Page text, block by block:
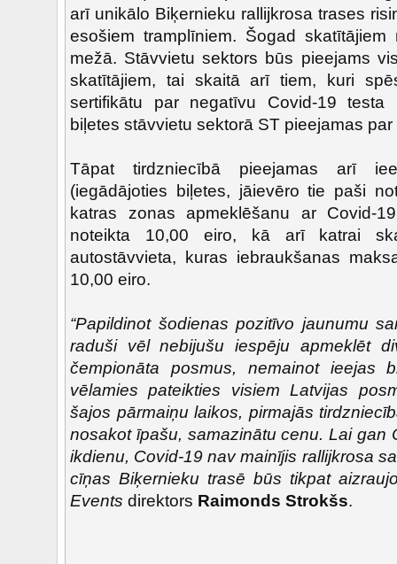
arī unikālo Biķernieku rallijkrosa trases
esošiem tramplīniem. Šogad
mežā. Stāvvietu sektors būs pieejams
skatītājiem, tai skaitā arī tiem, kuri
sertifikātu par negatīvu Covid-19 testa
biļetes stāvvietu sektorā ST pieejamas
Tāpat tirdzniecībā pieejamas arī
(iegādājoties biļetes, jāievēro tie paši
katras zonas apmeklēšanu ar Covid-
noteikta 10,00 eiro, kā arī katrai
autostāvvieta, kuras iebraukšanas
10,00 eiro.
“Papildinot šodienas pozitīvo jaunumu
raduši vēl nebijušu iespēju apmeklēt
čempionāta posmus, nemainot ieejas
vēlamies pateikties visiem Latvijas
šajos pārmaiņu laikos, pirmajās
nosakot īpašu, samazinātu cenu. Lai gan
ikdienu, Covid-19 nav mainījis rallijkrosa
cīņas Biķernieku trasē būs tikpat
Events direktors Raimonds Strokšs.